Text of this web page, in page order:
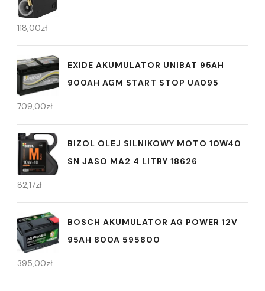
118,00zł
EXIDE AKUMULATOR UNIBAT 95AH
900AH AGM START STOP UA095
709,00zł
BIZOL OLEJ SILNIKOWY MOTO 10W40
SN JASO MA2 4 LITRY 18626
82,17zł
BOSCH AKUMULATOR AG POWER 12V
95AH 800A 595800
395,00zł